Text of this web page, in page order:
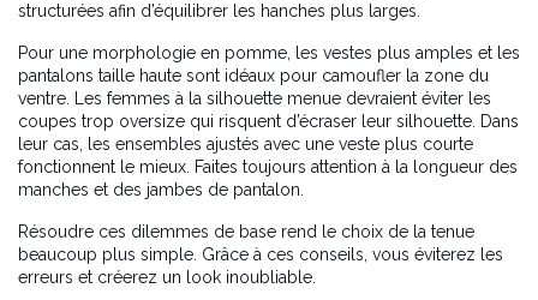
structurées afin d’équilibrer les hanches plus larges.
Pour une morphologie en pomme, les vestes plus amples et les
pantalons taille haute sont idéaux pour camoufler la zone du
ventre. Les femmes à la silhouette menue devraient éviter les
coupes trop oversize qui risquent d’écraser leur silhouette. Dans
leur cas, les ensembles ajustés avec une veste plus courte
fonctionnent le mieux. Faites toujours attention à la longueur des
manches et des jambes de pantalon.
Résoudre ces dilemmes de base rend le choix de la tenue
beaucoup plus simple. Grâce à ces conseils, vous éviterez les
erreurs et créerez un look inoubliable.